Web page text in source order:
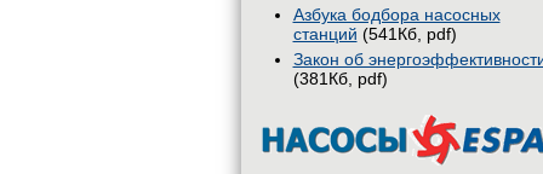
Азбука бодбора насосных
станций (541Кб, pdf)
Закон об
(381Кб, pdf)